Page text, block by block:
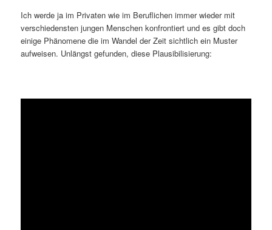
Ich werde ja im Privaten wie im Beruflichen immer wieder mit
verschiedensten jungen Menschen konfrontiert und es gibt doch
einige Phänomene die im Wandel der Zeit sichtlich ein Muster
aufweisen. Unlängst gefunden, diese Plausibilisierung: